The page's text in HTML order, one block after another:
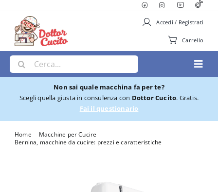
contenuto
Accedi / Registrati
Carrello
Cerca
per:
Macchine per Cucire
Ricamatrici
Non sai quale macchina fa per te?
Scegli quella giusta in consulenza con Dottor Cucito. Gratis.
Fai il questionario
Home
Macchine per Cucire
Bernina, macchine da cucire: prezzi e caratteristiche